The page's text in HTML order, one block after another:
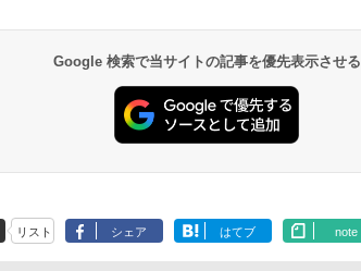
Google 検索で当サイトの記事を優先表示させる
リスト シェア はてブ note